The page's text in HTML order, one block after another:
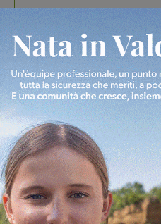
In vetrina 3 Agosto 2026
Estra Notizie agosto:
studenti coinvolti,
debutta il podcast